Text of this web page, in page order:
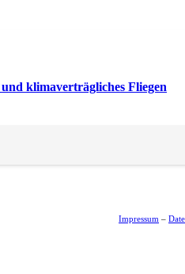
klimaverträgliches Fliegen
Impressum –